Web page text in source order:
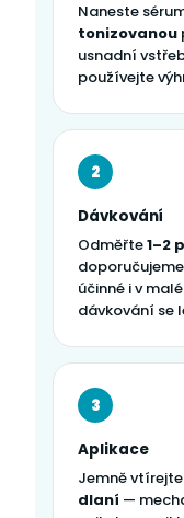
Naneste
tonizovanou
usnadní
používejte
2
Dávkování
Odměřte1–2
účinné i v
dávkování se
3
Aplikace
Jemně
dlaní —